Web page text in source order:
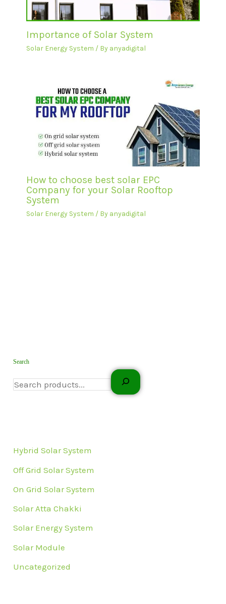
Search
Hybrid Solar System
Off Grid Solar System
On Grid Solar System
Solar Atta Chakki
Solar Energy System
Solar Module
Uncategorized
Importance of Solar System
Solar Energy System / By anyadigital
How to choose best solar EPC
Company for your Solar Rooftop
System
Solar Energy System / By anyadigital